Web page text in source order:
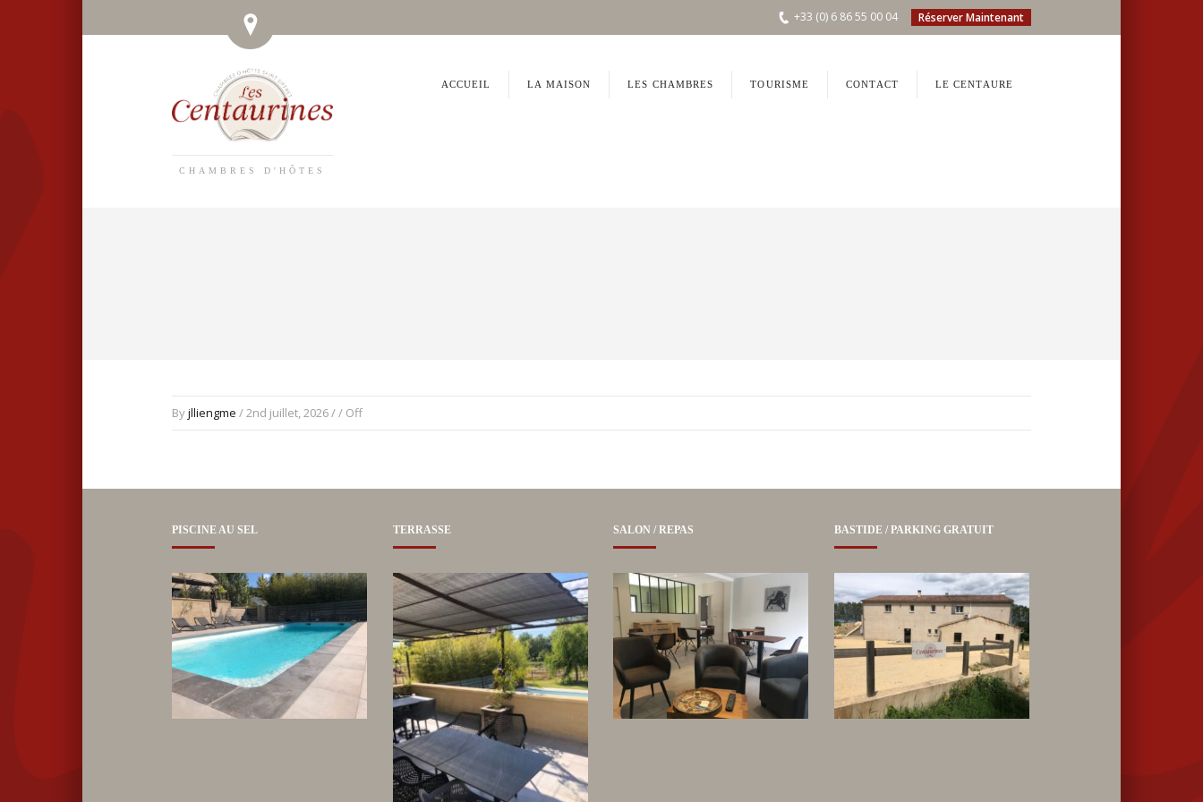
Réserver Maintenant
+33 (0) 6 86 55 00 04
CHAMBRES D'HÔTES
ACCUEIL LA MAISON LES CHAMBRES TOURISME CONTACT LE CENTAURE
Byjlliengme / 2nd juillet, 2026 / / Off
PISCINE AU SEL TERRASSE SALON / REPAS BASTIDE / PARKING GRATUIT